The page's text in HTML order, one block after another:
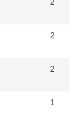
2
2
2
1